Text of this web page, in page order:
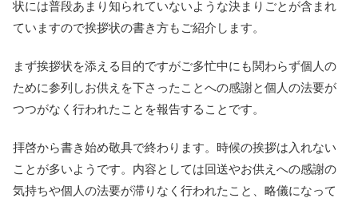
状には普段あまり知られていないような決まりごとが含まれ
ていますので挨拶状の書き方もご紹介します。
まず挨拶状を添える目的ですがご多忙中にも関わらず個人の
ために参列しお供えを下さったことへの感謝と個人の法要が
つつがなく行われたことを報告することです。
拝啓から書き始め敬具で終わります。時候の挨拶は入れない
ことが多いようです。内容としては回送やお供えへの感謝の
気持ちや個人の法要が滞りなく行われたこと、略儀になって